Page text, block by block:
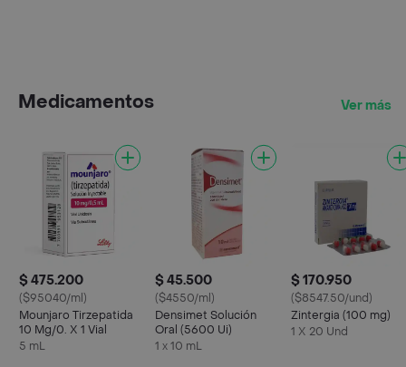
Medicamentos Ver más
$ 475.200
($95040/ml)
Mounjaro Tirzepatida
10 Mg/0. X 1 Vial
5 mL
$ 45.500
($4550/ml)
Densimet Solución
Oral (5600 Ui)
1 x 10 mL
$ 170.950
($8547.50/und)
Zintergia (100 mg)
1 X 20 Und